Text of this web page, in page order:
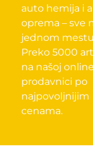
auto hemija i
oprema – sve
jednom
Preko 5000
na našoj online
prodavnici po
najpovoljnijim
cenama.